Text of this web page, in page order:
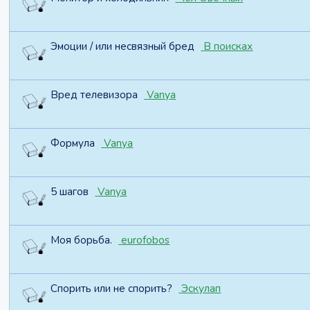
Эмоции / или несвязный бред В поисках
Вред телевизора Vanya
Формула Vanya
5 шагов Vanya
Моя борьба. eurofobos
Спорить или не спорить? Эскулап